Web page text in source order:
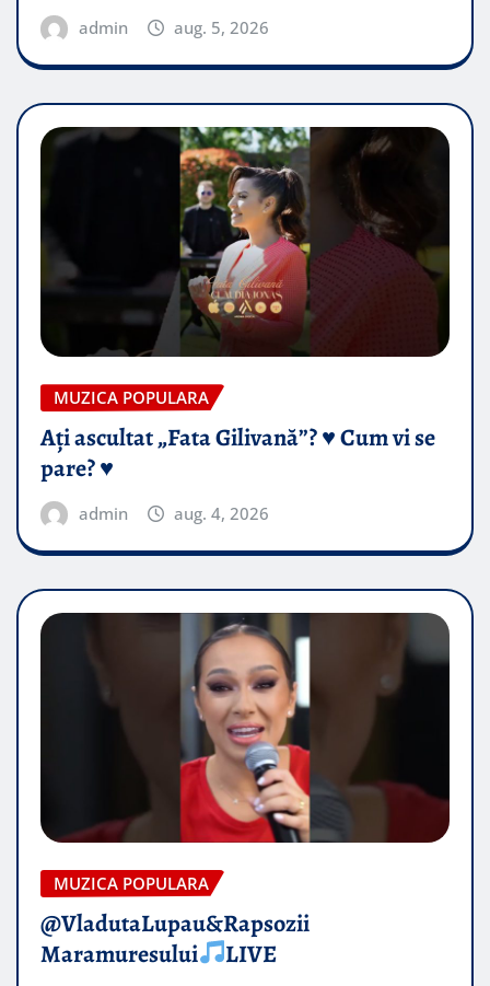
admin aug. 5, 2026
MUZICA POPULARA
Ați ascultat „Fata Gilivană”? ♥️ Cum vi se
pare? ♥️
admin aug. 4, 2026
MUZICA POPULARA
@VladutaLupau&Rapsozii
Maramuresului
LIVE